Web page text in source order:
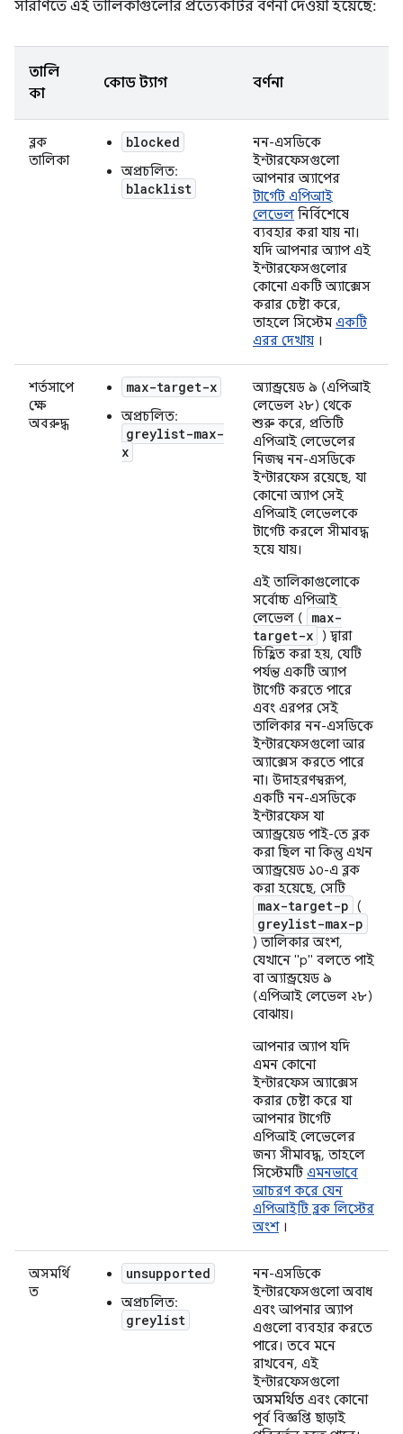
সারণিতে এই তালিকাগুলোর প্রত্যেকটির বর্ণনা দেওয়া হয়েছে:
তালি
কা
কোড ট্যাগ বর্ণনা
ব্লক
তালিকা
blocked
অপ্রচলিত:
blacklist
নন-এসডিকে
ইন্টারফেসগুলো
আপনার অ্যাপের
টার্গেট এপিআই
লেভেল নির্বিশেষে
ব্যবহার করা যায় না।
যদি আপনার অ্যাপ এই
ইন্টারফেসগুলোর
কোনো একটি অ্যাক্সেস
করার চেষ্টা করে,
তাহলে সিস্টেম একটি
এরর দেখায় ।
শর্তসাপে
ক্ষে
অবরুদ্ধ
max-target-x
অপ্রচলিত:
greylist-max-
x
অ্যান্ড্রয়েড ৯ (এপিআই
লেভেল ২৮) থেকে
শুরু করে, প্রতিটি
এপিআই লেভেলের
নিজস্ব নন-এসডিকে
ইন্টারফেস রয়েছে, যা
কোনো অ্যাপ সেই
এপিআই লেভেলকে
টার্গেট করলে সীমাবদ্ধ
হয়ে যায়।
এই তালিকাগুলোকে
সর্বোচ্চ এপিআই
লেভেল (
max-
target-x
) দ্বারা
চিহ্নিত করা হয়, যেটি
পর্যন্ত একটি অ্যাপ
টার্গেট করতে পারে
এবং এরপর সেই
তালিকার নন-এসডিকে
ইন্টারফেসগুলো আর
অ্যাক্সেস করতে পারে
না। উদাহরণস্বরূপ,
একটি নন-এসডিকে
ইন্টারফেস যা
অ্যান্ড্রয়েড পাই-তে ব্লক
করা ছিল না কিন্তু এখন
অ্যান্ড্রয়েড ১০-এ ব্লক
করা হয়েছে, সেটি
max-target-p (
greylist-max-p
) তালিকার অংশ,
যেখানে "p" বলতে পাই
বা অ্যান্ড্রয়েড ৯
(এপিআই লেভেল ২৮)
বোঝায়।
আপনার অ্যাপ যদি
এমন কোনো
ইন্টারফেস অ্যাক্সেস
করার চেষ্টা করে যা
আপনার টার্গেট
এপিআই লেভেলের
জন্য সীমাবদ্ধ, তাহলে
সিস্টেমটি এমনভাবে
আচরণ করে যেন
এপিআইটি ব্লক লিস্টের
অংশ।
অসমর্থি
ত
unsupported
অপ্রচলিত:
greylist
নন-এসডিকে
ইন্টারফেসগুলো অবাধ
এবং আপনার অ্যাপ
এগুলো ব্যবহার করতে
পারে। তবে মনে
রাখবেন, এই
ইন্টারফেসগুলো
অসমর্থিত এবং কোনো
পূর্ব বিজ্ঞপ্তি ছাড়াই